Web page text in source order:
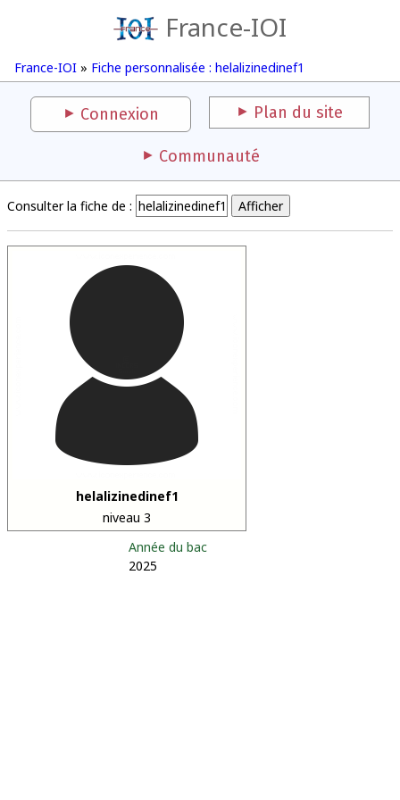
France-IOI
France-IOI » Fiche personnalisée : helalizinedinef1
Connexion Plan du site
Communauté
Consulter la fiche de :
helalizinedinef1
niveau 3
Année du bac
2025